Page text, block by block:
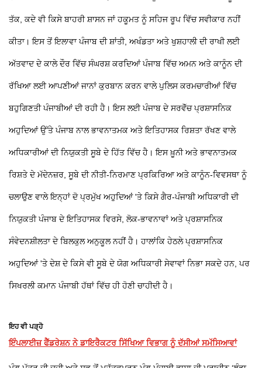
ਤੱਕ, ਕਦੇ ਵੀ ਕਿਸੇ ਬਾਹਰੀ ਸ਼ਾਸਨ ਜਾਂ ਹਕੂਮਤ ਨੂੰ ਸਹਿਜ ਰੂਪ ਵਿੱਚ ਸਵੀਕਾਰ ਨਹੀਂ
ਕੀਤਾ। ਇਸ ਤੋਂ ਇਲਾਵਾ ਪੰਜਾਬ ਦੀ ਸ਼ਾਂਤੀ, ਅਖੰਡਤਾ ਅਤੇ ਖੁਸ਼ਹਾਲੀ ਦੀ ਰਾਖੀ ਲਈ
ਅੱਤਵਾਦ ਦੇ ਕਾਲੇ ਦੌਰ ਵਿੱਚ ਸੰਘਰਸ਼ ਕਰਦਿਆਂ ਪੰਜਾਬ ਵਿੱਚ ਅਮਨ ਅਤੇ ਕਾਨੂੰਨ ਦੀ
ਰੱਖਿਆ ਲਈ ਆਪਣੀਆਂ ਜਾਨਾਂ ਕੁਰਬਾਨ ਕਰਨ ਵਾਲੇ ਪੁਲਿਸ ਕਰਮਚਾਰੀਆਂ ਵਿੱਚ
ਬਹੁਗਿਣਤੀ ਪੰਜਾਬੀਆਂ ਦੀ ਰਹੀ ਹੈ। ਇਸ ਲਈ ਪੰਜਾਬ ਦੇ ਸਰਵੋੱਚ ਪ੍ਰਸ਼ਾਸਨਿਕ
ਅਹੁਦਿਆਂ ਉੱਤੇ ਪੰਜਾਬ ਨਾਲ ਭਾਵਨਾਤਮਕ ਅਤੇ ਇਤਿਹਾਸਕ ਰਿਸ਼ਤਾ ਰੱਖਣ ਵਾਲੇ
ਅਧਿਕਾਰੀਆਂ ਦੀ ਨਿਯੁਕਤੀ ਸੂਬੇ ਦੇ ਹਿੱਤ ਵਿੱਚ ਹੈ। ਇਸ ਖ਼ੂਨੀ ਅਤੇ ਭਾਵਨਾਤਮਕ
ਰਿਸ਼ਤੇ ਦੇ ਮੱਦੇਨਜ਼ਰ, ਸੂਬੇ ਦੀ ਨੀਤੀ-ਨਿਰਮਾਣ ਪ੍ਰਕਿਰਿਆ ਅਤੇ ਕਾਨੂੰਨ-ਵਿਵਸਥਾ ਨੂੰ
ਚਲਾਉਣ ਵਾਲੇ ਇਨ੍ਹਾਂ ਦੋ ਪ੍ਰਮੁੱਖ ਅਹੁਦਿਆਂ 'ਤੇ ਕਿਸੇ ਗੈਰ-ਪੰਜਾਬੀ ਅਧਿਕਾਰੀ ਦੀ
ਨਿਯੁਕਤੀ ਪੰਜਾਬ ਦੇ ਇਤਿਹਾਸਕ ਵਿਰਸੇ, ਲੋਕ-ਭਾਵਨਾਵਾਂ ਅਤੇ ਪ੍ਰਸ਼ਾਸਨਿਕ
ਸੰਵੇਦਨਸ਼ੀਲਤਾ ਦੇ ਬਿਲਕੁਲ ਅਨੁਕੂਲ ਨਹੀਂ ਹੈ। ਹਾਲਾਂਕਿ ਹੇਠਲੇ ਪ੍ਰਸ਼ਾਸਨਿਕ
ਅਹੁਦਿਆਂ 'ਤੇ ਦੇਸ਼ ਦੇ ਕਿਸੇ ਵੀ ਸੂਬੇ ਦੇ ਯੋਗ ਅਧਿਕਾਰੀ ਸੇਵਾਵਾਂ ਨਿਭਾ ਸਕਦੇ ਹਨ, ਪਰ
ਸਿਖਰਲੀ ਕਮਾਨ ਪੰਜਾਬੀ ਹੱਥਾਂ ਵਿੱਚ ਹੀ ਹੋਣੀ ਚਾਹੀਦੀ ਹੈ।
ਇਹ ਵੀ ਪੜ੍ਹੋ
ਇੰਪਲਾਈਜ਼ ਫੈੱਡਰੇਸ਼ਨ ਨੇ ਡਾਇਰੈਕਟਰ ਸਿੱਖਿਆ ਵਿਭਾਗ ਨੂੰ ਦੱਸੀਆਂ ਸਮੱਸਿਆਵਾਂ